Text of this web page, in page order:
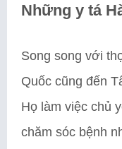
Những y tá
Song song với
Quốc cũng đến
Họ làm việc chủ
chăm sóc bệnh